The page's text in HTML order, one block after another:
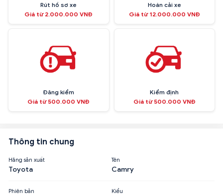
Rút hồ sơ xe
Giá từ 2.000.000 VNĐ
Hoán cải xe
Giá từ 12.000.000 VNĐ
Đăng kiểm
Giá từ 500.000 VNĐ
Kiểm định
Giá từ 500.000 VNĐ
Thông tin chung
Hãng sản xuất
Toyota
Tên
Camry
Phiên bản Kiểu